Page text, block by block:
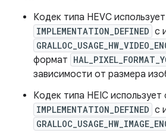
Кодек типа HEVC
IMPLEMENTATION_DEFINED с
формат
зависимости от размера
Кодек типа HEIC
IMPLEMENTATION_DEFINED с